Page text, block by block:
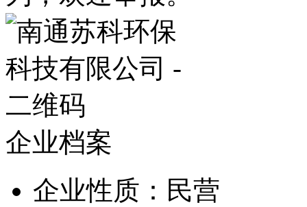
企业档案
企业性质：民营